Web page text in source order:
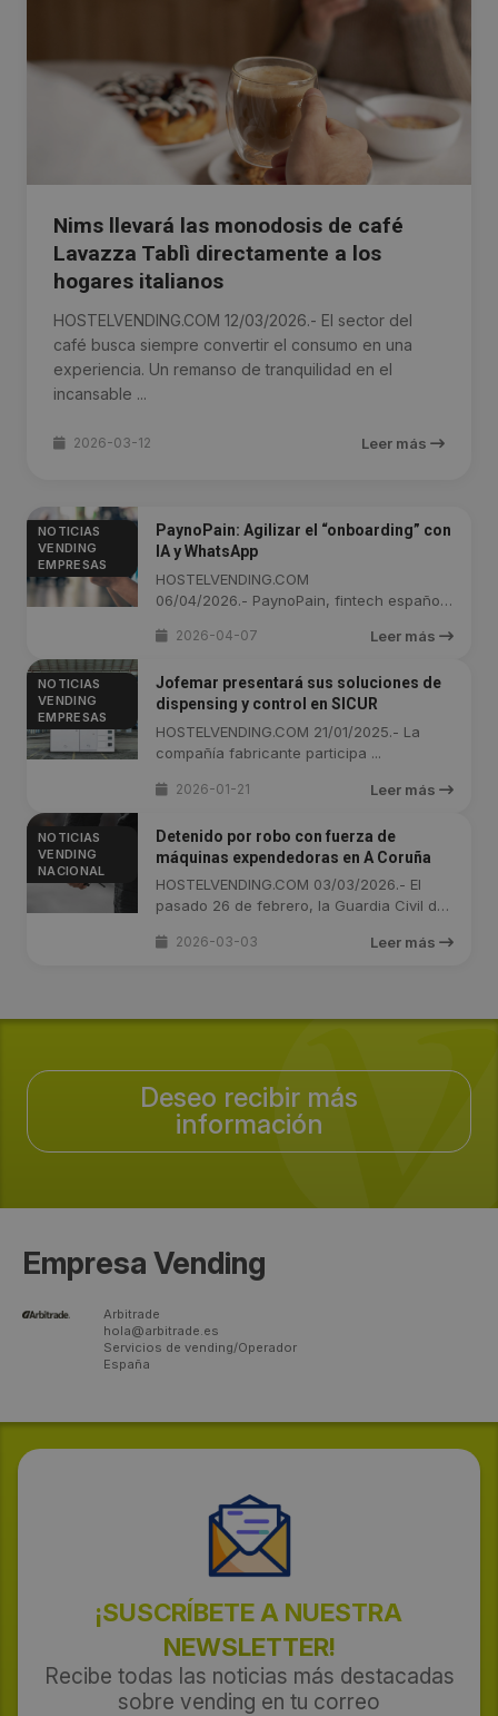
Nims llevará las monodosis de café
Lavazza Tablì directamente a los
hogares italianos
HOSTELVENDING.COM 12/03/2026.- El sector del
café busca siempre convertir el consumo en una
experiencia. Un remanso de tranquilidad en el
incansable ...
2026-03-12 Leer más
NOTICIAS
VENDING
EMPRESAS
PaynoPain: Agilizar el “onboarding” con
IA y WhatsApp
HOSTELVENDING.COM
06/04/2026.- PaynoPain, fintech española
2026-04-07 Leer más
NOTICIAS
VENDING
EMPRESAS
Jofemar presentará sus soluciones de
dispensing y control en SICUR
HOSTELVENDING.COM 21/01/2025.- La
compañía fabricante participa ...
2026-01-21 Leer más
NOTICIAS
VENDING
NACIONAL
Detenido por robo con fuerza de
máquinas expendedoras en A Coruña
HOSTELVENDING.COM 03/03/2026.- El
pasado 26 de febrero, la Guardia Civil de
2026-03-03 Leer más
Deseo recibir más
información
Empresa Vending
Arbitrade
hola@arbitrade.es
Servicios de vending/Operador
España
¡SUSCRÍBETE A NUESTRA
NEWSLETTER!
Recibe todas las noticias más destacadas
sobre vending en tu correo